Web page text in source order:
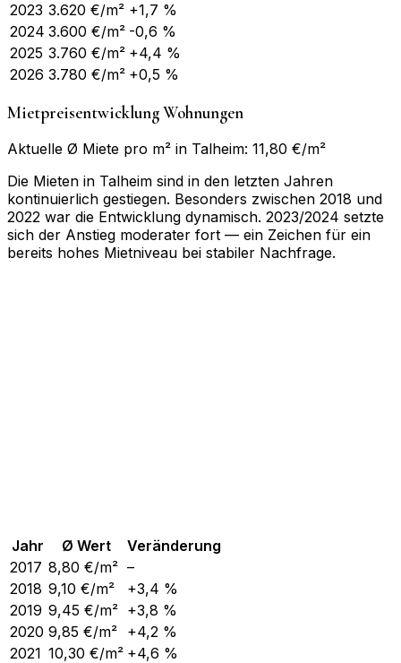
2023 3.620 €/m² +1,7 %
2024 3.600 €/m² -0,6 %
2025 3.760 €/m² +4,4 %
2026 3.780 €/m² +0,5 %
Mietpreisentwicklung Wohnungen
Aktuelle Ø Miete pro m² in Talheim: 11,80 €/m²
Die Mieten in Talheim sind in den letzten Jahren
kontinuierlich gestiegen. Besonders zwischen 2018 und
2022 war die Entwicklung dynamisch. 2023/2024 setzte
sich der Anstieg moderater fort — ein Zeichen für ein
bereits hohes Mietniveau bei stabiler Nachfrage.
Jahr Ø Wert
Veränderung
2017 8,80 €/m² –
2018 9,10 €/m²
+3,4 %
2019 9,45 €/m² +3,8 %
2020 9,85 €/m² +4,2 %
2021 10,30 €/m² +4,6 %